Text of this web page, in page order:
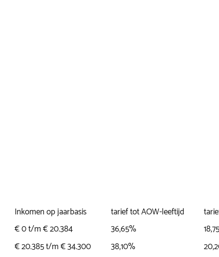
Inkomen op jaarbasis tarief tot AOW-leeftijd
€ 0 t/m € 20.384
36,65%
€ 20.385 t/m € 34.300
38,10%